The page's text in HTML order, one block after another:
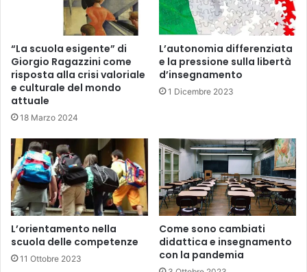
a
l
i
a
n
a
“La scuola esigente” di
Giorgio Ragazzini come
risposta alla crisi valoriale
e culturale del mondo
attuale
18 Marzo 2024
L’autonomia differenziata
e la pressione sulla libertà
d’insegnamento
1 Dicembre 2023
L’orientamento nella
scuola delle competenze
11 Ottobre 2023
Come sono cambiati
didattica e insegnamento
con la pandemia